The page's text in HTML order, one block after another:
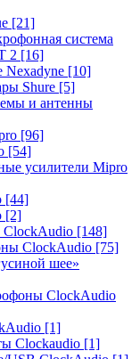
[21]
система
2 [16]
[10]
Shure [5]
и антенны
[96]
[54]
усилители Mipro
[44]
[2]
[148]
ClockAudio [75]
шее»
ClockAudio
[1]
Clockaudio [1]